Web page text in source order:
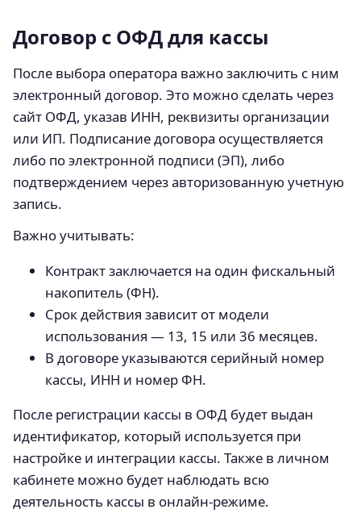
Договор с ОФД для кассы
После выбора оператора важно заключить с ним
электронный договор. Это можно сделать через
сайт ОФД, указав ИНН, реквизиты организации
или ИП. Подписание договора осуществляется
либо по электронной подписи (ЭП), либо
подтверждением через авторизованную учетную
запись.
Важно учитывать:
Контракт заключается на один фискальный
накопитель (ФН).
Срок действия зависит от модели
использования — 13, 15 или 36 месяцев.
В договоре указываются серийный номер
кассы, ИНН и номер ФН.
После регистрации кассы в ОФД будет выдан
идентификатор, который используется при
настройке и интеграции кассы. Также в личном
кабинете можно будет наблюдать всю
деятельность кассы в онлайн-режиме.